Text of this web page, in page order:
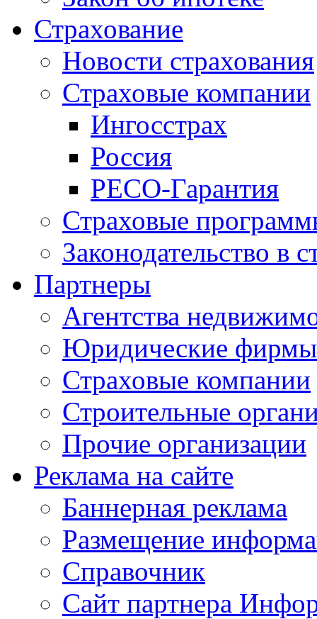
Страхование
Новости страхования
Страховые компании
Ингосстрах
Россия
РЕСО-Гарантия
Страховые
Законодательство в
Партнеры
Агентства
Юридические фирмы
Страховые компании
Строительные
Прочие организации
Реклама на сайте
Баннерная реклама
Размещение
Справочник
Сайт партнера